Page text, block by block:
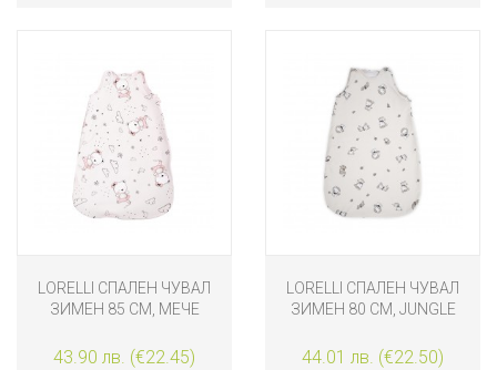
LORELLI СПАЛЕН ЧУВАЛ
ЗИМЕН 85 СМ, МЕЧЕ
43.90 лв. (€22.45)
LORELLI СПАЛЕН ЧУВАЛ
ЗИМЕН 80 СМ, JUNGLE
44.01 лв. (€22.50)